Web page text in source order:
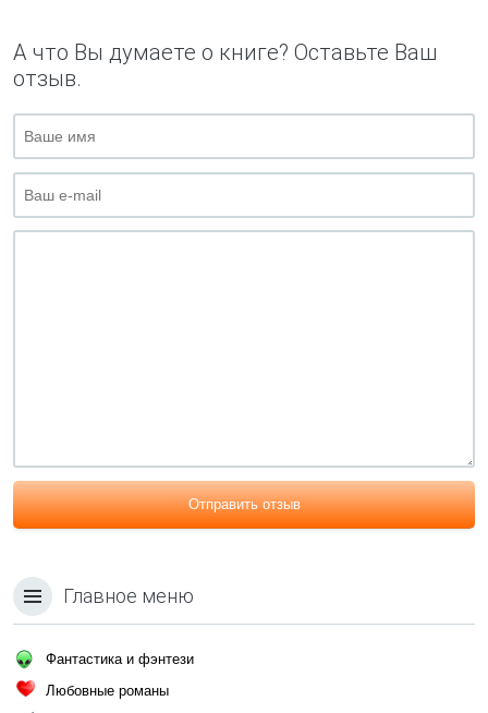
А что Вы думаете о книге? Оставьте Ваш
отзыв.
Отправить отзыв
Главное меню
Фантастика и фэнтези
Любовные романы